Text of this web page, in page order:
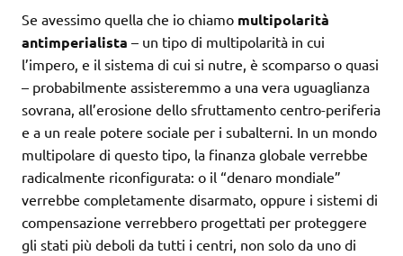
Se avessimo quella che io chiamo multipolarità
antimperialista – un tipo di multipolarità in cui
l’impero, e il sistema di cui si nutre, è scomparso o quasi
– probabilmente assisteremmo a una vera uguaglianza
sovrana, all’erosione dello sfruttamento centro-periferia
e a un reale potere sociale per i subalterni. In un mondo
multipolare di questo tipo, la finanza globale verrebbe
radicalmente riconfigurata: o il “denaro mondiale”
verrebbe completamente disarmato, oppure i sistemi di
compensazione verrebbero progettati per proteggere
gli stati più deboli da tutti i centri, non solo da uno di